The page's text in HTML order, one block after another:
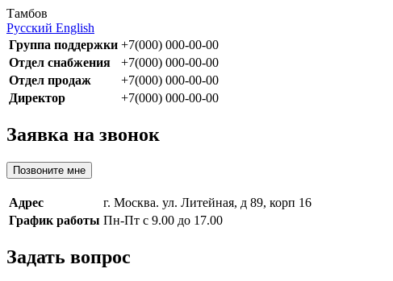
Тамбов
Русский English
Группа поддержки +7(000) 000-00-00
Отдел снабжения
+7(000) 000-00-00
Отдел продаж
+7(000) 000-00-00
Директор
+7(000) 000-00-00
Заявка на звонок
Позвоните мне
Адрес
г. Москва. ул. Литейная, д 89, корп 16
График работы Пн-Пт с 9.00 до 17.00
Задать вопрос